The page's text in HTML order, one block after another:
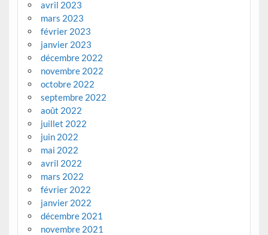
avril 2023
mars 2023
février 2023
janvier 2023
décembre 2022
novembre 2022
octobre 2022
septembre 2022
août 2022
juillet 2022
juin 2022
mai 2022
avril 2022
mars 2022
février 2022
janvier 2022
décembre 2021
novembre 2021